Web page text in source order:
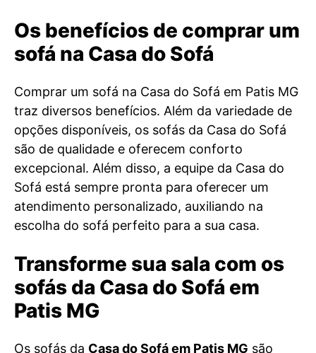
Os benefícios de comprar um
sofá na Casa do Sofá
Comprar um sofá na Casa do Sofá em Patis MG
traz diversos benefícios. Além da variedade de
opções disponíveis, os sofás da Casa do Sofá
são de qualidade e oferecem conforto
excepcional. Além disso, a equipe da Casa do
Sofá está sempre pronta para oferecer um
atendimento personalizado, auxiliando na
escolha do sofá perfeito para a sua casa.
Transforme sua sala com os
sofás da Casa do Sofá em
Patis MG
Os sofás da Casa do Sofá em Patis MG são